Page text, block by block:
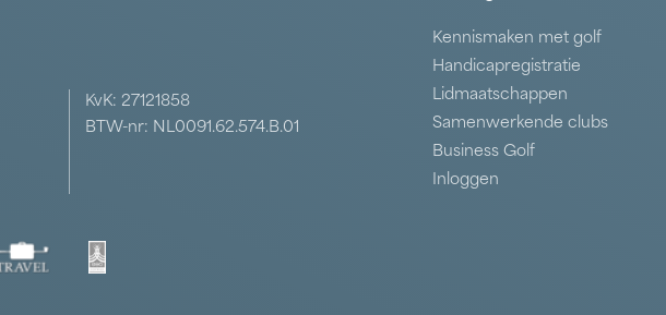
KvK: 27121858
BTW-nr: NL0091.62.574.B.01
Kennismaken met golf
Handicapregistratie
Lidmaatschappen
Samenwerkende clubs
Business Golf
Inloggen